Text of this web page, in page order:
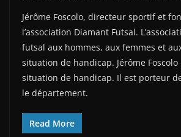
Jérôme Foscolo, directeur sportif et
l’association Diamant Futsal.
futsal aux hommes, aux femmes et
situation de handicap. Jérôme
situation de handicap. Il est porteur
le département.
Read More